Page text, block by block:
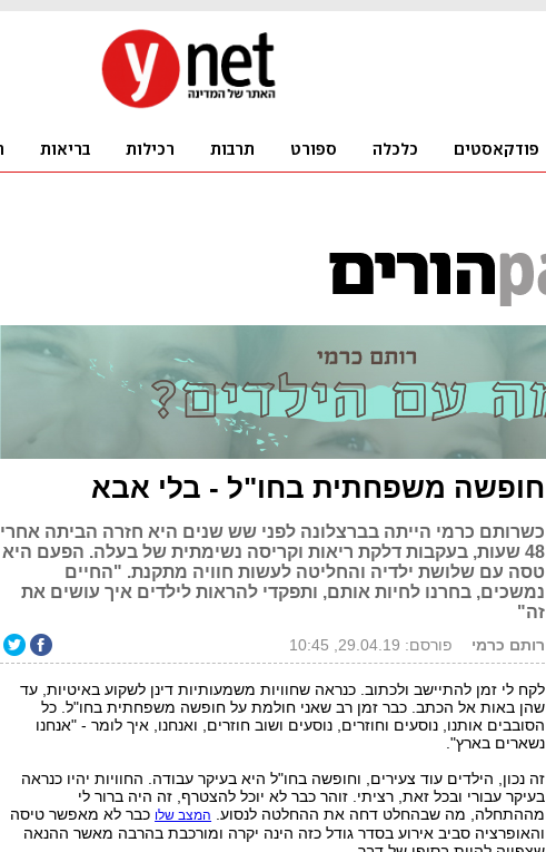
חופשה משפחתית בחו"ל - בלי אבא
כשרותם כרמי הייתה בברצלונה לפני שש שנים היא חזרה הביתה אחרי
48 שעות, בעקבות דלקת ריאות וקריסה נשימתית של בעלה. הפעם היא
טסה עם שלושת ילדיה והחליטה לעשות חוויה מתקנת. "החיים
נמשכים, בחרנו לחיות אותם, ותפקדי להראות לילדים איך עושים את
זה"
רותם כרמי פורסם: 29.04.19, 10:45
לקח לי זמן להתיישב ולכתוב. כנראה שחוויות משמעותיות דינן לשקוע באיטיות, עד
שהן באות אל הכתב. כבר זמן רב שאני חולמת על חופשה משפחתית בחו"ל. כל
הסובבים אותנו, נוסעים וחוזרים, נוסעים ושוב חוזרים, ואנחנו, איך לומר - "אנחנו
נשארים בארץ".
זה נכון, הילדים עוד צעירים, וחופשה בחו"ל היא בעיקר עבודה. החוויות יהיו כנראה
בעיקר עבורי ובכל זאת, רציתי. זוהר כבר לא יוכל להצטרף, זה היה ברור לי
מההתחלה, מה שבהחלט דחה את ההחלטה לנסוע. המצב שלו כבר לא מאפשר טיסה
והאופרציה סביב אירוע בסדר גודל כזה הינה יקרה ומורכבת בהרבה מאשר ההנאה